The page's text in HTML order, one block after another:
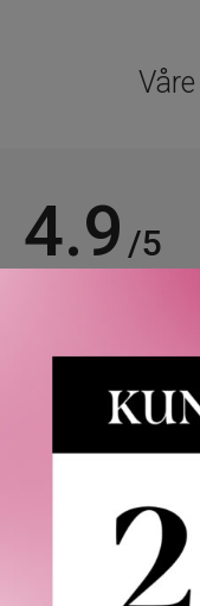
4.9 /5
Verifisert kunde